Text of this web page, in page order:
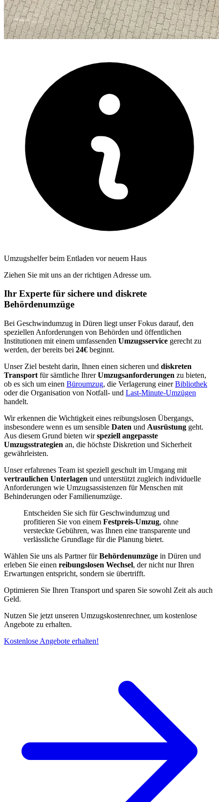
Umzugshelfer beim Entladen vor neuem Haus
Ziehen Sie mit uns an der richtigen Adresse um.
Ihr Experte für sichere und diskrete
Behördenumzüge
Bei Geschwindumzug in Düren liegt unser Fokus darauf, den
speziellen Anforderungen von Behörden und öffentlichen
Institutionen mit einem umfassenden Umzugsservice gerecht zu
werden, der bereits bei 24€ beginnt.
Unser Ziel besteht darin, Ihnen einen sicheren und diskreten
Transport für sämtliche IhrerUmzugsanforderungen zu bieten,
ob es sich um einen Büroumzug, die Verlagerung einerBibliothek
oder die Organisation von Notfall- und Last-Minute-Umzügen
handelt.
Wir erkennen die Wichtigkeit eines reibungslosen Übergangs,
insbesondere wenn es um sensible Daten und Ausrüstung geht.
Aus diesem Grund bieten wirspeziell angepasste
Umzugsstrategien an, die höchste Diskretion und Sicherheit
gewährleisten.
Unser erfahrenes Team ist speziell geschult im Umgang mit
vertraulichen Unterlagen und unterstützt zugleich individuelle
Anforderungen wie Umzugsassistenzen für Menschen mit
Behinderungen oder Familienumzüge.
Entscheiden Sie sich für Geschwindumzug und
profitieren Sie von einem Festpreis-Umzug, ohne
versteckte Gebühren, was Ihnen eine transparente und
verlässliche Grundlage für die Planung bietet.
Wählen Sie uns als Partner fürBehördenumzüge in Düren und
erleben Sie einen reibungslosen Wechsel, der nicht nur Ihren
Erwartungen entspricht, sondern sie übertrifft.
Optimieren Sie Ihren Transport und sparen Sie sowohl Zeit als auch
Geld.
Nutzen Sie jetzt unseren Umzugskostenrechner, um kostenlose
Angebote zu erhalten.
Kostenlose Angebote erhalten!